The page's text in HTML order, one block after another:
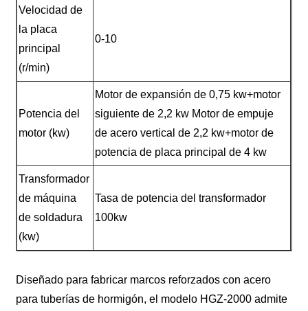
Velocidad de
la placa
principal
(r/min)
0-10
Potencia del
motor (kw)
Motor de expansión de 0,75 kw+motor
siguiente de 2,2 kw Motor de empuje
de acero vertical de 2,2 kw+motor de
potencia de placa principal de 4 kw
Transformador
de máquina
de soldadura
(kw)
Tasa de potencia del transformador
100kw
Diseñado para fabricar marcos reforzados con acero
para tuberías de hormigón, el modelo HGZ-2000 admite